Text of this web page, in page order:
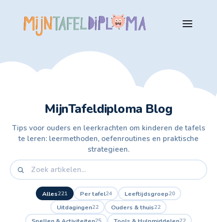
MijnTafeldiploma Blog
Tips voor ouders en leerkrachten om kinderen de tafels
te leren: leermethoden, oefenroutines en praktische
strategieen.
Alles221 Per tafel24 Leeftijdsgroep20
Uitdagingen22 Ouders & thuis22